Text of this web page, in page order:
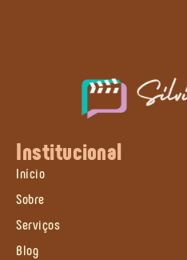
Institucional
Início
Sobre
Serviços
Blog